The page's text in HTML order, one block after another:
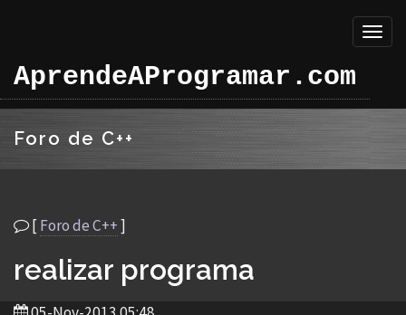
AprendeAProgramar.com
Foro de C++
[Foro de C++]
realizar programa